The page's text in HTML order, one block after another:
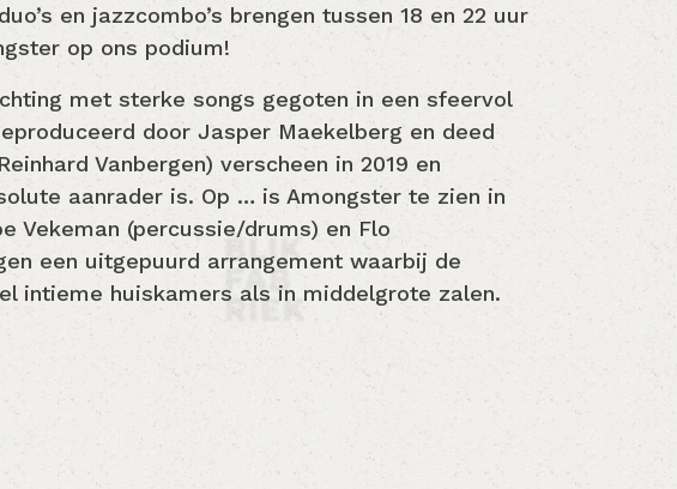
en jazzcombo’s brengen tussen 18 en 22 uur
op ons podium!
met sterke songs gegoten in een sfeervol
door Jasper Maekelberg en deed
Vanbergen) verscheen in 2019 en
aanrader is. Op … is Amongster te zien in
Vekeman (percussie/drums) en Flo
een uitgepuurd arrangement waarbij de
intieme huiskamers als in middelgrote zalen.